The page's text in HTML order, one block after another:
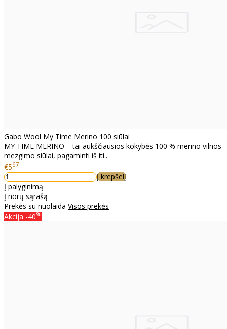
Gabo Wool My Time Merino 100 siūlai
MY TIME MERINO – tai aukščiausios kokybės 100 % merino vilnos
mezgimo siūlai, pagaminti iš iti..
€567
Į krepšelį
Į palyginimą
Į norų sąrašą
Prekės su nuolaida Visos prekės
Akcija -40%